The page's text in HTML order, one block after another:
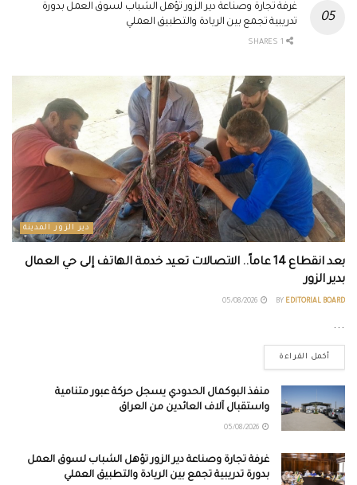
غرفة تجارة وصناعة دير الزور تؤهل الشباب لسوق العمل بدورة
تدريبية تجمع بين الريادة والتطبيق العملي
دير الزور المدينة
بعد انقطاع 14 عاماً.. الاتصالات تعيد خدمة الهاتف إلى حي العمال
بدير الزور
BY EDITORIAL BOARD
...
أكمل القراءة
منفذ البوكمال الحدودي يسجل حركة عبور متنامية
واستقبال آلاف العائدين من العراق
غرفة تجارة وصناعة دير الزور تؤهل الشباب لسوق العمل
بدورة تدريبية تجمع بين الريادة والتطبيق العملي